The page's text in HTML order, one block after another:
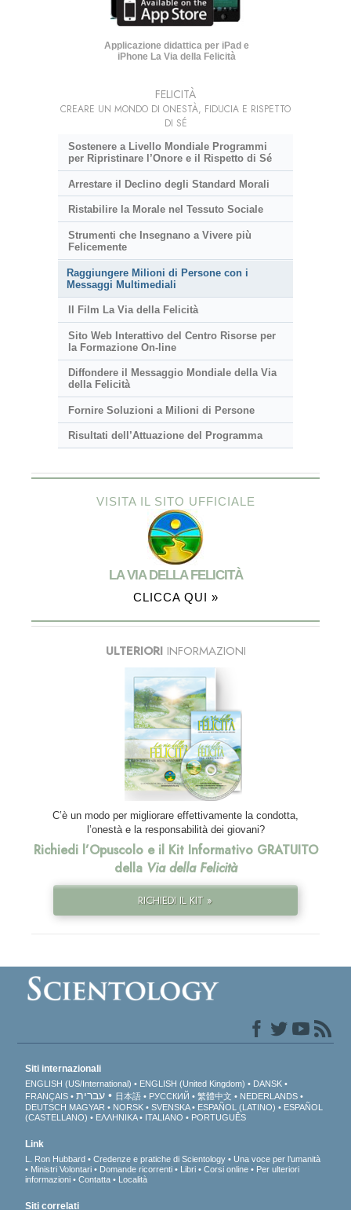
Applicazione didattica per iPad e
iPhone La Via della Felicità
FELICITÀ
CREARE UN MONDO DI ONESTÀ, FIDUCIA E RISPETTO
DI SÉ
Sostenere a Livello Mondiale Programmi
per Ripristinare l’Onore e il Rispetto di Sé
Arrestare il Declino degli Standard Morali
Ristabilire la Morale nel Tessuto Sociale
Strumenti che Insegnano a Vivere più
Felicemente
Raggiungere Milioni di Persone con i
Messaggi Multimediali
Il Film La Via della Felicità
Sito Web Interattivo del Centro Risorse per
la Formazione On-line
Diffondere il Messaggio Mondiale della Via
della Felicità
Fornire Soluzioni a Milioni di Persone
Risultati dell’Attuazione del Programma
VISITA IL SITO UFFICIALE
LA VIA DELLA FELICITÀ
CLICCA QUI »
ULTERIORIINFORMAZIONI
C’è un modo per migliorare effettivamente la condotta,
l’onestà e la responsabilità dei giovani?
Richiedi l’Opuscolo e il Kit Informativo GRATUITO
della Via della Felicità
RICHIEDI IL KIT »
Siti internazionali
ENGLISH (US/International) ENGLISH (United Kingdom)
DANSK
FRANÇAIS
עברית 日本語 РУССКИЙ 繁體中文
NEDERLANDS
DEUTSCH MAGYAR NORSK SVENSKA ESPAÑOL (LATINO)
ESPAÑOL
(CASTELLANO)
ΕΛΛΗΝΙΚA ITALIANO PORTUGUÊS
Link
L. Ron Hubbard Credenze e pratiche di Scientology
Una voce per l’umanità
Ministri Volontari
Domande ricorrenti Libri Corsi online
Per ulteriori
informazioni
Contatta Località
Siti correlati